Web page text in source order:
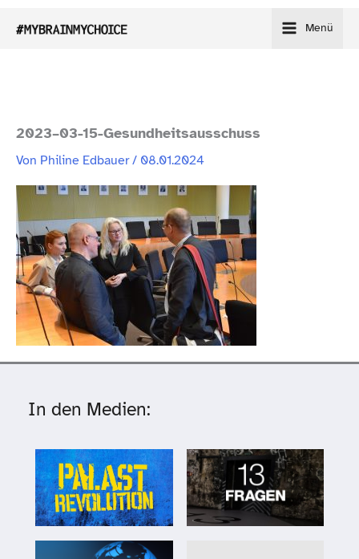
Inhalt
Menü
2023–03-15-Gesundheitsausschuss
Von Philine Edbauer/ 08.01.2024
In den Medien: